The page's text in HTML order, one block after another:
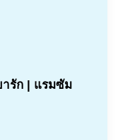
ารัก | แรมซัม